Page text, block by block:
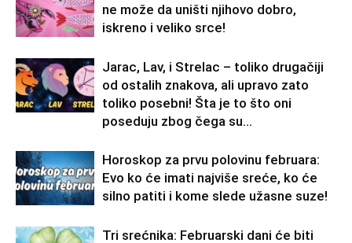
ne može da uništi njihovo dobro,
iskreno i veliko srce!
Jarac, Lav, i Strelac – toliko drugačiji
od ostalih znakova, ali upravo zato
toliko posebni! Šta je to što oni
poseduju zbog čega su...
Horoskop za prvu polovinu februara:
Evo ko će imati najviše sreće, ko će
silno patiti i kome slede užasne suze!
Tri srećnika: Februarski dani će biti